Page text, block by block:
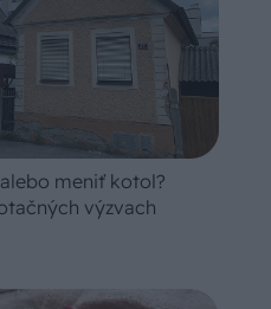
meniť kotol?
výzvach